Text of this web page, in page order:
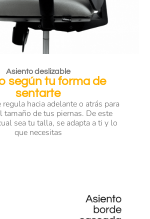
Asiento deslizable
según tu forma de
sentarte
regula hacia adelante o atrás para
tamaño de tus piernas. De este
sea tu talla, se adapta a ti y lo
que necesitas